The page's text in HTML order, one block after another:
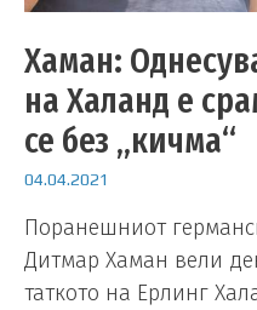
Хаман:
на Халанд е
се без „кичма“
04.04.2021
Поранешниот
Дитмар Хаман вели
таткото на Ерлинг